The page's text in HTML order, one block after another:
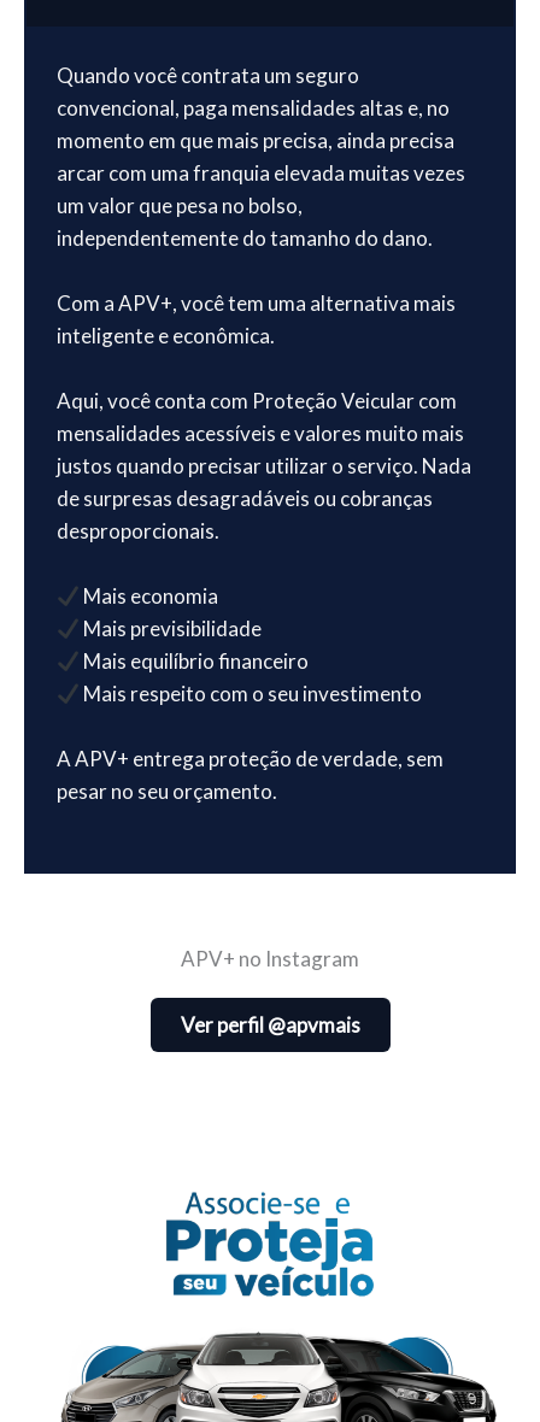
Quando você contrata um seguro
convencional, paga mensalidades altas e, no
momento em que mais precisa, ainda precisa
arcar com uma franquia elevada muitas vezes
um valor que pesa no bolso,
independentemente do tamanho do dano.
Com a APV+, você tem uma alternativa mais
inteligente e econômica.
Aqui, você conta com Proteção Veicular com
mensalidades acessíveis e valores muito mais
justos quando precisar utilizar o serviço. Nada
de surpresas desagradáveis ou cobranças
desproporcionais.
Mais economia
Mais previsibilidade
Mais equilíbrio financeiro
Mais respeito com o seu investimento
A APV+ entrega proteção de verdade, sem
pesar no seu orçamento.
APV+ no Instagram
Ver perfil @apvmais